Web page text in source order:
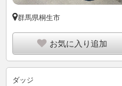
群馬県桐生市
お気に入り追加
ダッジ